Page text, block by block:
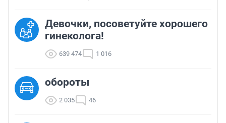
Девочки, посоветуйте хорошего
гинеколога!
639 474 1 016
обороты
2 035 46